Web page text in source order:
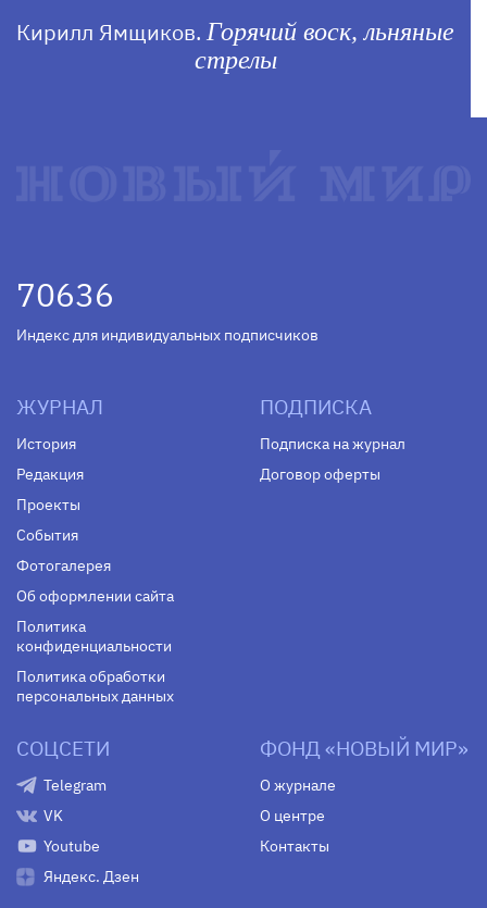
Кирилл Ямщиков. Горячий воск, льняные
стрелы
70636
Индекс для индивидуальных подписчиков
ЖУРНАЛ
История
Редакция
Проекты
События
Фотогалерея
Об оформлении сайта
Политика
конфиденциальности
Политика обработки
персональных данных
ПОДПИСКА
Подписка на журнал
Договор оферты
СОЦСЕТИ
Telegram
VK
Youtube
Яндекс. Дзен
ФОНД «НОВЫЙ МИР»
О журнале
О центре
Контакты